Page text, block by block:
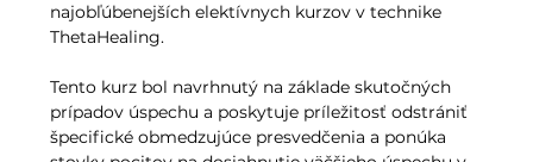
najobľúbenejších elektívnych kurzov v technike
ThetaHealing.
Tento kurz bol navrhnutý na základe skutočných
prípadov úspechu a poskytuje príležitosť odstrániť
špecifické obmedzujúce presvedčenia a ponúka